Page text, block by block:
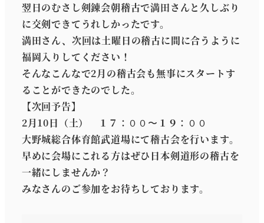
翌日のむさし剣錬会朝稽古で満田さんと久しぶり
に交剣できてうれしかったです。
満田さん、次回は土曜日の稽古に間に合うように
福岡入りしてください！
そんなこんなで2月の稽古会も無事にスタートす
ることができたのでした。
【次回予告】
2月10日（土） １７：００〜１９：００
大野城総合体育館武道場にて稽古会を行います。
早めに会場にこれる方はぜひ日本剣道形の稽古を
一緒にしませんか？
みなさんのご参加をお待ちしております。